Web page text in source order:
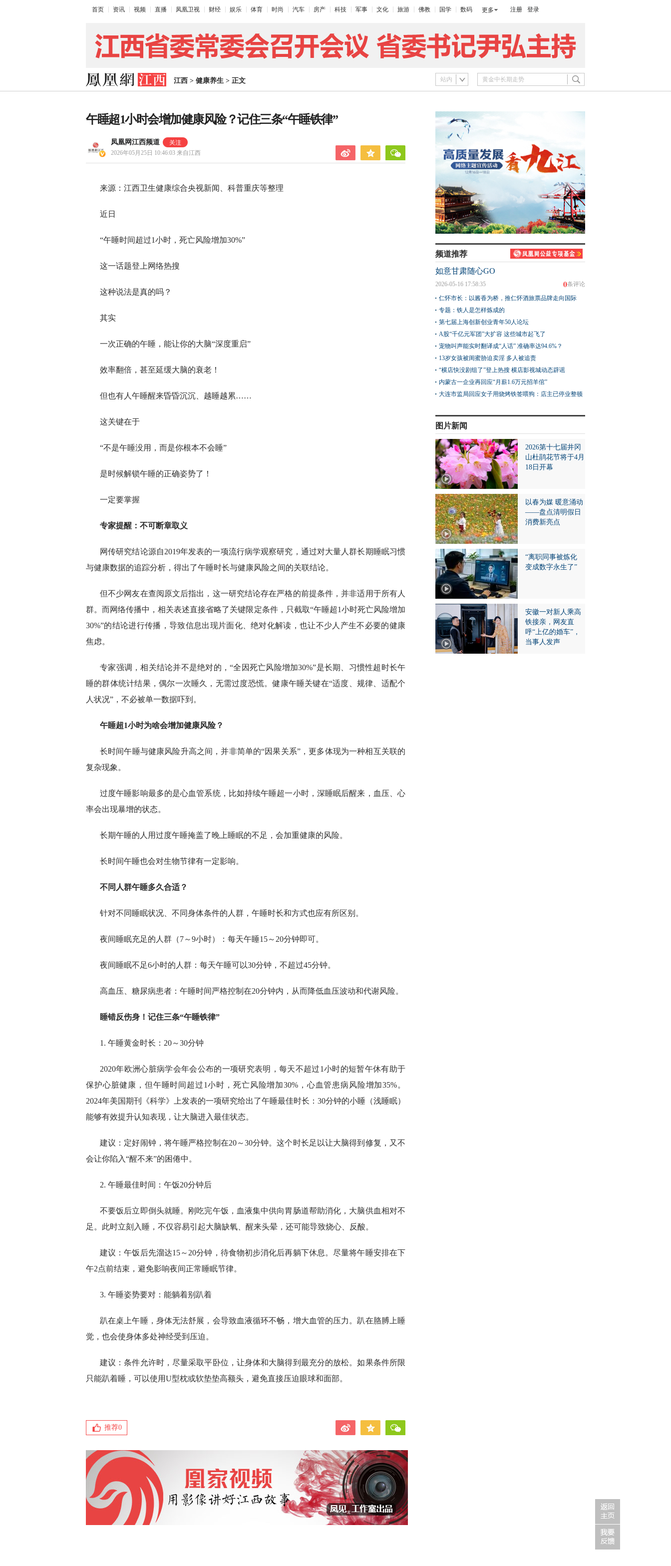
首页 资讯 视频 直播 凤凰卫视 财经 娱乐 体育 时尚 汽车 房产 科技 军事 文化 旅游 佛教 国学 数码 更多 注册 登录
江西 > 健康养生 > 正文 站内
午睡超1小时会增加健康风险？记住三条“午睡铁律”
凤凰网江西频道
2026年05月25日 10:46:03 来自江西
来源：江西卫生健康综合央视新闻、科普重庆等整理
近日
“午睡时间超过1小时，死亡风险增加30%”
这一话题登上网络热搜
这种说法是真的吗？
其实
一次正确的午睡，能让你的大脑“深度重启”
效率翻倍，甚至延缓大脑的衰老！
但也有人午睡醒来昏昏沉沉、越睡越累……
这关键在于
“不是午睡没用，而是你根本不会睡”
是时候解锁午睡的正确姿势了！
一定要掌握
专家提醒：不可断章取义
网传研究结论源自2019年发表的一项流行病学观察研究，通过对大量人群长期睡眠习惯
与健康数据的追踪分析，得出了午睡时长与健康风险之间的关联结论。
但不少网友在查阅原文后指出，这一研究结论存在严格的前提条件，并非适用于所有人
群。而网络传播中，相关表述直接省略了关键限定条件，只截取“午睡超1小时死亡风险增加
30%”的结论进行传播，导致信息出现片面化、绝对化解读，也让不少人产生不必要的健康
焦虑。
专家强调，相关结论并不是绝对的，“全因死亡风险增加30%”是长期、习惯性超时长午
睡的群体统计结果，偶尔一次睡久，无需过度恐慌。健康午睡关键在“适度、规律、适配个
人状况”，不必被单一数据吓到。
午睡超1小时为啥会增加健康风险？
长时间午睡与健康风险升高之间，并非简单的“因果关系”，更多体现为一种相互关联的
复杂现象。
过度午睡影响最多的是心血管系统，比如持续午睡超一小时，深睡眠后醒来，血压、心
率会出现暴增的状态。
长期午睡的人用过度午睡掩盖了晚上睡眠的不足，会加重健康的风险。
长时间午睡也会对生物节律有一定影响。
不同人群午睡多久合适？
针对不同睡眠状况、不同身体条件的人群，午睡时长和方式也应有所区别。
夜间睡眠充足的人群（7～9小时）：每天午睡15～20分钟即可。
夜间睡眠不足6小时的人群：每天午睡可以30分钟，不超过45分钟。
高血压、糖尿病患者：午睡时间严格控制在20分钟内，从而降低血压波动和代谢风险。
睡错反伤身！记住三条“午睡铁律”
1. 午睡黄金时长：20～30分钟
2020年欧洲心脏病学会年会公布的一项研究表明，每天不超过1小时的短暂午休有助于
保护心脏健康，但午睡时间超过1小时，死亡风险增加30%，心血管患病风险增加35%。
2024年美国期刊《科学》上发表的一项研究给出了午睡最佳时长：30分钟的小睡（浅睡眠）
能够有效提升认知表现，让大脑进入最佳状态。
建议：定好闹钟，将午睡严格控制在20～30分钟。这个时长足以让大脑得到修复，又不
会让你陷入“醒不来”的困倦中。
2. 午睡最佳时间：午饭20分钟后
不要饭后立即倒头就睡。刚吃完午饭，血液集中供向胃肠道帮助消化，大脑供血相对不
足。此时立刻入睡，不仅容易引起大脑缺氧、醒来头晕，还可能导致烧心、反酸。
建议：午饭后先溜达15～20分钟，待食物初步消化后再躺下休息。尽量将午睡安排在下
午2点前结束，避免影响夜间正常睡眠节律。
3. 午睡姿势要对：能躺着别趴着
趴在桌上午睡，身体无法舒展，会导致血液循环不畅，增大血管的压力。趴在胳膊上睡
觉，也会使身体多处神经受到压迫。
建议：条件允许时，尽量采取平卧位，让身体和大脑得到最充分的放松。如果条件所限
只能趴着睡，可以使用U型枕或软垫垫高额头，避免直接压迫眼球和面部。
推荐0
频道推荐
如意甘肃随心GO
0条评论
2026-05-16 17:58:35
仁怀市长：以酱香为桥，推仁怀酒旅票品牌走向国际
专题：铁人是怎样炼成的
第七届上海创新创业青年50人论坛
A股“千亿元军团”大扩容 这些城市起飞了
宠物叫声能实时翻译成“人话” 准确率达94.6%？
13岁女孩被闺蜜胁迫卖淫 多人被追责
“横店快没剧组了”登上热搜 横店影视城动态辟谣
内蒙古一企业再回应“月薪1.6万元招羊倌”
大连市监局回应女子用烧烤铁签喂狗：店主已停业整顿
图片新闻
2026第十七届井冈
山杜鹃花节将于4月
18日开幕
以春为媒 暖意涌动
——盘点清明假日
消费新亮点
“离职同事被炼化
变成数字永生了”
安徽一对新人乘高
铁接亲，网友直
呼“上亿的婚车”，
当事人发声